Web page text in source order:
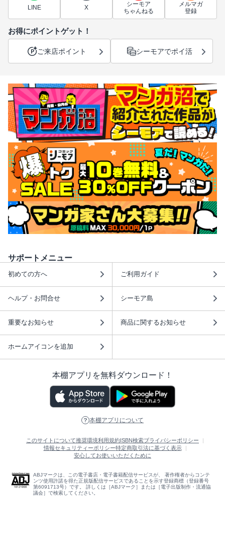
LINE X
シーモア
ちゃんねる
メルマガ
登録
お得にポイントゲット！
ご来店ポイント シーモアでポイ活
サポートメニュー
初めての方へ ご利用ガイド
ヘルプ・お問合せ シーモア島
重要なお知らせ 商品に関するお知らせ
ホームアイコンを追加
本棚アプリを無料ダウンロード！
本棚アプリについて
このサイトについて推奨環境利用規約 ISBN検索プライバシーポリシー
情報セキュリティーポリシー特定商取引法に基づく表示
安心してお使いいただくために
ABJマークは、この電子書店・電子書籍配信サービスが、 著作権者からコンテ
ンツ使用許諾を得た正規版配信サービスであることを示す登録商標（登録番号
第6091713号）です。 詳しくは［ABJマーク］または［電子出版制作・流通協
議会］で検索してください。